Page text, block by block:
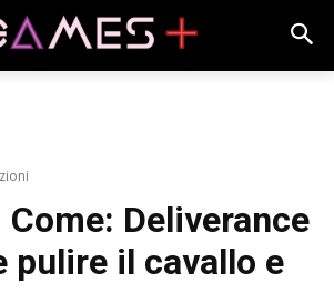
Deliverance
pulire il cavallo e